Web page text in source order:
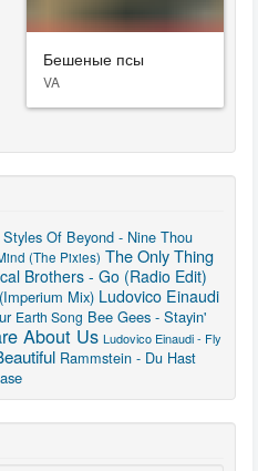
Бешеные псы
VA
Styles Of Beyond - Nine Thou
(The Pixies) The Only Thing
Brothers - Go (Radio Edit)
Mix) Ludovico Einaudi
Earth Song Bee Gees - Stayin'
About Us Ludovico Einaudi - Fly
Rammstein - Du Hast